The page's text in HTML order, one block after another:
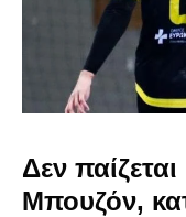
Δεν
Μπουζόν,